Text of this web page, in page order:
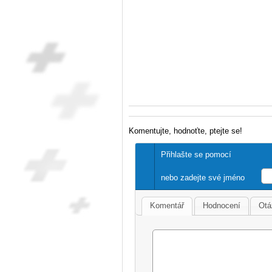
Komentujte, hodnoťte, ptejte se!
Přihlašte se pomocí
nebo zadejte své jméno
Komentář Hodnocení